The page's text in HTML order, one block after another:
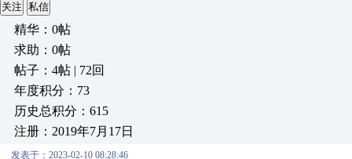
关注 私信
精华：0帖
求助：0帖
帖子：4帖 | 72回
年度积分：73
历史总积分：615
注册：2019年7月17日
发表于：2023-02-10 08:28:46